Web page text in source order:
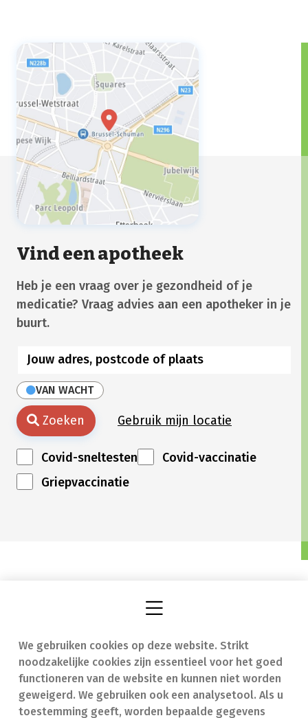
We gebruiken cookies op deze website. Strikt
noodzakelijke cookies zijn essentieel voor het goed
functioneren van de website en kunnen niet worden
geweigerd. We gebruiken ook een analysetool. Als u
toestemming geeft, worden bepaalde gegevens
Vind een apotheek
Heb je een vraag over je gezondheid of je
medicatie? Vraag advies aan een apotheker in je
buurt.
VAN WACHT
Zoeken Gebruik mijn locatie
Covid-sneltesten
Covid-vaccinatie
Griepvaccinatie
Vind een apotheek
Onze expertise
Ziekten
In geval van nood
Contact
Veelgestelde vragen